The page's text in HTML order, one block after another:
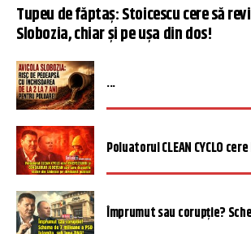
Tupeu de făptaș: Stoicescu cere să
Slobozia, chiar și pe ușa din dos!
...
Poluatorul CLEAN CYCLO
Împrumut sau corupție?